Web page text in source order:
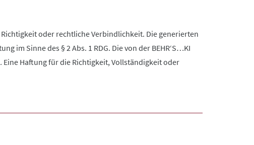
oder rechtliche Verbindlichkeit. Die generierten
im Sinne des § 2 Abs. 1 RDG. Die von der BEHR‘S…KI
Haftung für die Richtigkeit, Vollständigkeit oder